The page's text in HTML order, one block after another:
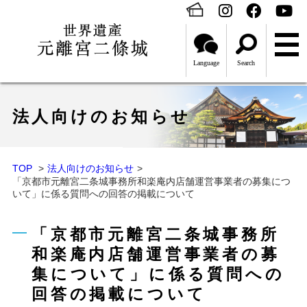
Language Search
法人向けのお知らせ
TOP
法人向けのお知らせ
「京都市元離宮二条城事務所和楽庵内店舗運営事業者の募集につ
いて」に係る質問への回答の掲載について
「京都市元離宮二条城事務所
和楽庵内店舗運営事業者の募
集について」に係る質問への
回答の掲載について